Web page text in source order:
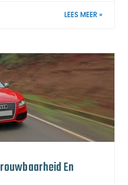
LEES MEER »
En